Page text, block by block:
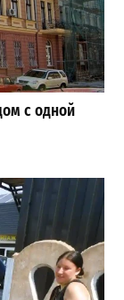
с одной